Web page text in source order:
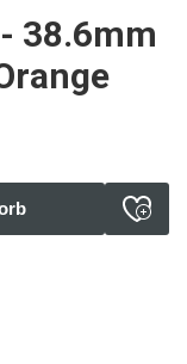
38.6mm